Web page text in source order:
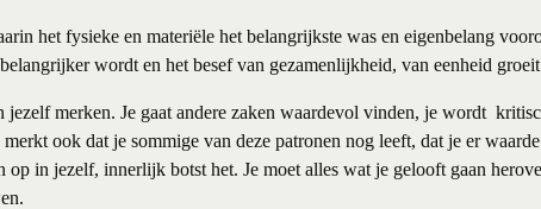
het fysieke en materiële het belangrijkste was en eigenbelang
wordt en het besef van gezamenlijkheid, van eenheid
merken. Je gaat andere zaken waardevol vinden, je wordt
ook dat je sommige van deze patronen nog leeft, dat je er
op in jezelf, innerlijk botst het. Je moet alles wat je gelooft gaan